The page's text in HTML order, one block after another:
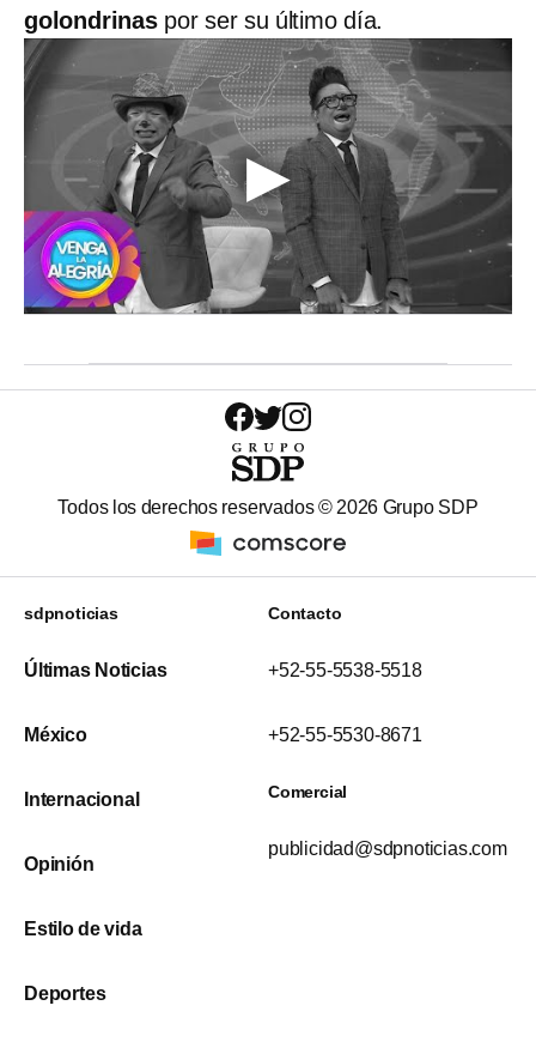
golondrinaspor ser su último día.
Todos los derechos reservados ©2026 Grupo SDP
sdpnoticias
Últimas Noticias
México
Internacional
Opinión
Estilo de vida
Deportes
Contacto
+52-55-5538-5518
+52-55-5530-8671
Comercial
publicidad@sdpnoticias.com